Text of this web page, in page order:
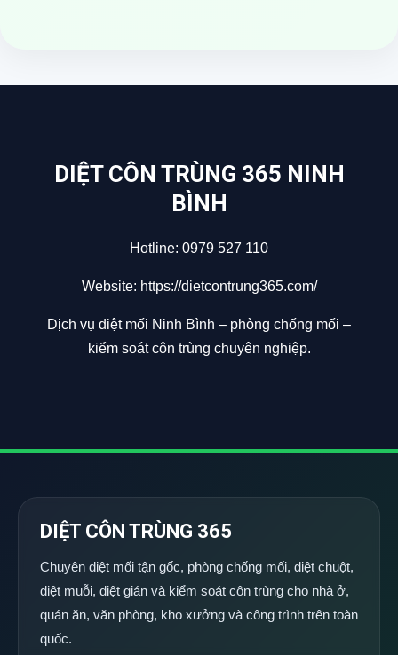
DIỆT CÔN TRÙNG 365 NINH
BÌNH
Hotline: 0979 527 110
Website: https://dietcontrung365.com/
Dịch vụ diệt mối Ninh Bình – phòng chống mối –
kiểm soát côn trùng chuyên nghiệp.
DIỆT CÔN TRÙNG 365
Chuyên diệt mối tận gốc, phòng chống mối, diệt chuột,
diệt muỗi, diệt gián và kiểm soát côn trùng cho nhà ở,
quán ăn, văn phòng, kho xưởng và công trình trên toàn
quốc.